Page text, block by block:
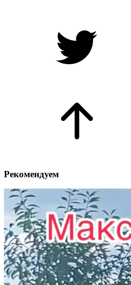
Рекомендуем